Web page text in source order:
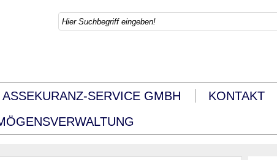
ASSEKURANZ-SERVICE GMBH KONTAKT